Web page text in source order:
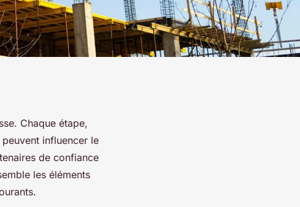
Chaque étape,
influencer le
de confiance
les éléments